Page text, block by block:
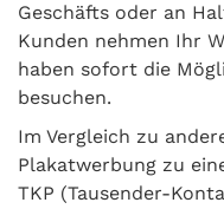
Geschäfts oder an
Kunden nehmen Ihr
haben sofort die
besuchen.
Im Vergleich zu
Plakatwerbung zu
TKP (Tausender-